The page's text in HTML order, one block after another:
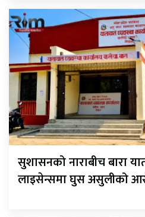
सुशासनको नाराबीच बारा
लाइसेन्समा घुस असुलीको